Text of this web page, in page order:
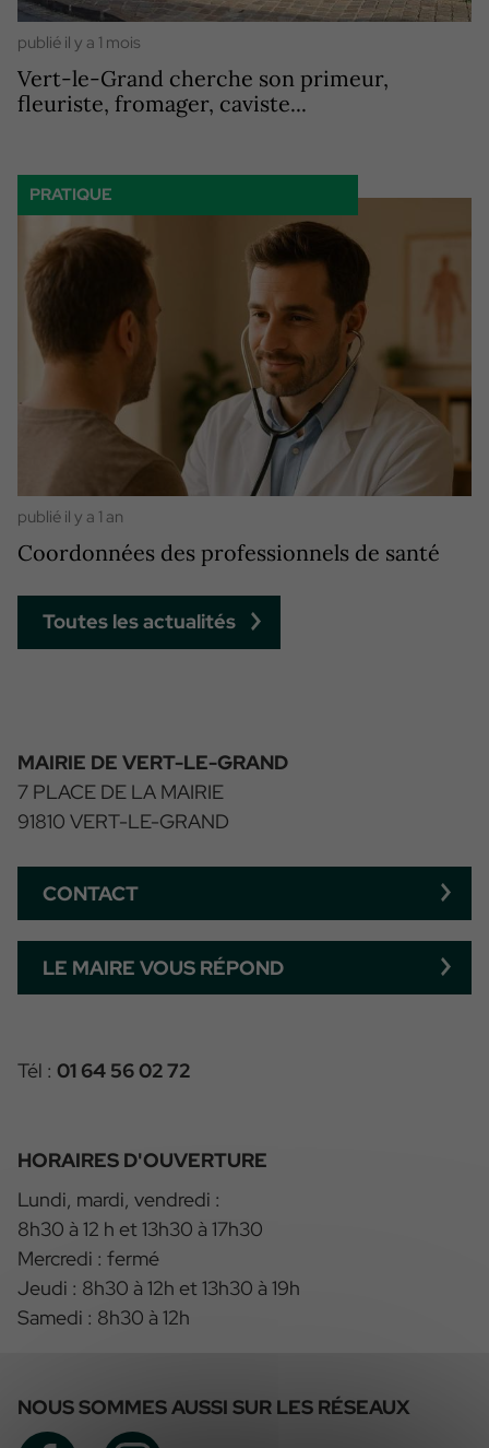
publié il y a 1 mois
Vert-le-Grand cherche son primeur,
fleuriste, fromager, caviste...
PRATIQUE
publié il y a 1 an
Coordonnées des professionnels de santé
Toutes les actualités
MAIRIE DE VERT-LE-GRAND
7 PLACE DE LA MAIRIE
91810 VERT-LE-GRAND
CONTACT
LE MAIRE VOUS RÉPOND
Tél : 01 64 56 02 72
HORAIRES D'OUVERTURE
Lundi, mardi, vendredi :
8h30 à 12 h et 13h30 à 17h30
Mercredi : fermé
Jeudi : 8h30 à 12h et 13h30 à 19h
Samedi : 8h30 à 12h
NOUS SOMMES AUSSI SUR LES RÉSEAUX